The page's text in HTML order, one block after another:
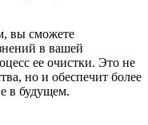
вы сможете
в вашей
ее очистки. Это не
но и обеспечит более
в будущем.